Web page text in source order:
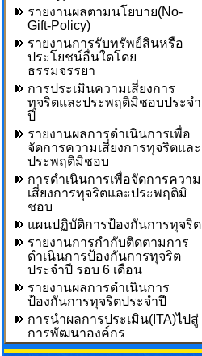
รายงานผลตามนโยบาย(No-
Gift-Policy)
รายงานการรับทรัพย์สินหรือ
ประโยชน์อื่นใดโดย
ธรรมจรรยา
การประเมินความเสี่ยงการ
ทุจริตและประพฤติมิชอบประจำ
ปี
รายงานผลการดำเนินการเพื่อ
จัดการความเสี่ยงการทุจริตและ
ประพฤติมิชอบ
การดำเนินการเพื่อจัดการความ
เสี่ยงการทุจริตและประพฤติมิ
ชอบ
แผนปฏิบัติการป้องกันการทุจริต
รายงานการกำกับติดตามการ
ดำเนินการป้องกันการทุจริต
ประจำปี รอบ 6 เดือน
รายงานผลการดำเนินการ
ป้องกันการทุจริตประจำปี
การนำผลการประเมิน(ITA)ไปสู่
การพัฒนาองค์กร